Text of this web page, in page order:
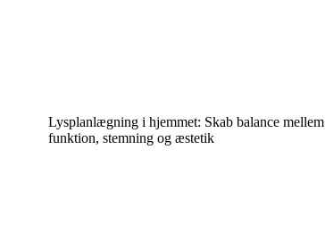
Lysplanlægning i hjemmet: Skab balance mellem
funktion, stemning og æstetik